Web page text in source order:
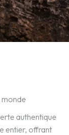
authentique
entier, offrant